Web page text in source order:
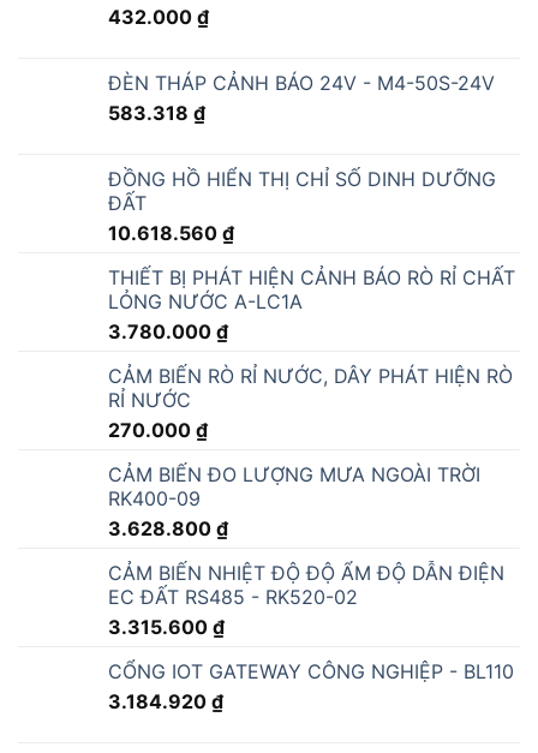
432.000 ₫
ĐÈN THÁP CẢNH BÁO 24V - M4-50S-24V
583.318 ₫
ĐỒNG HỒ HIỂN THỊ CHỈ SỐ DINH DƯỠNG
ĐẤT
10.618.560 ₫
THIẾT BỊ PHÁT HIỆN CẢNH BÁO RÒ RỈ CHẤT
LỎNG NƯỚC A-LC1A
3.780.000 ₫
CẢM BIẾN RÒ RỈ NƯỚC, DÂY PHÁT HIỆN RÒ
RỈ NƯỚC
270.000 ₫
CẢM BIẾN ĐO LƯỢNG MƯA NGOÀI TRỜI
RK400-09
3.628.800 ₫
CẢM BIẾN NHIỆT ĐỘ ĐỘ ẨM ĐỘ DẪN ĐIỆN
EC ĐẤT RS485 - RK520-02
3.315.600 ₫
CỔNG IOT GATEWAY CÔNG NGHIỆP - BL110
3.184.920 ₫